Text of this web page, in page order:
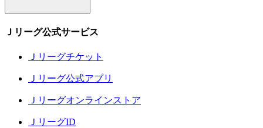
Ｊリーグ公式サービス
Ｊリーグチケット
Ｊリーグ公式アプリ
Ｊリーグオンラインストア
ＪリーグID